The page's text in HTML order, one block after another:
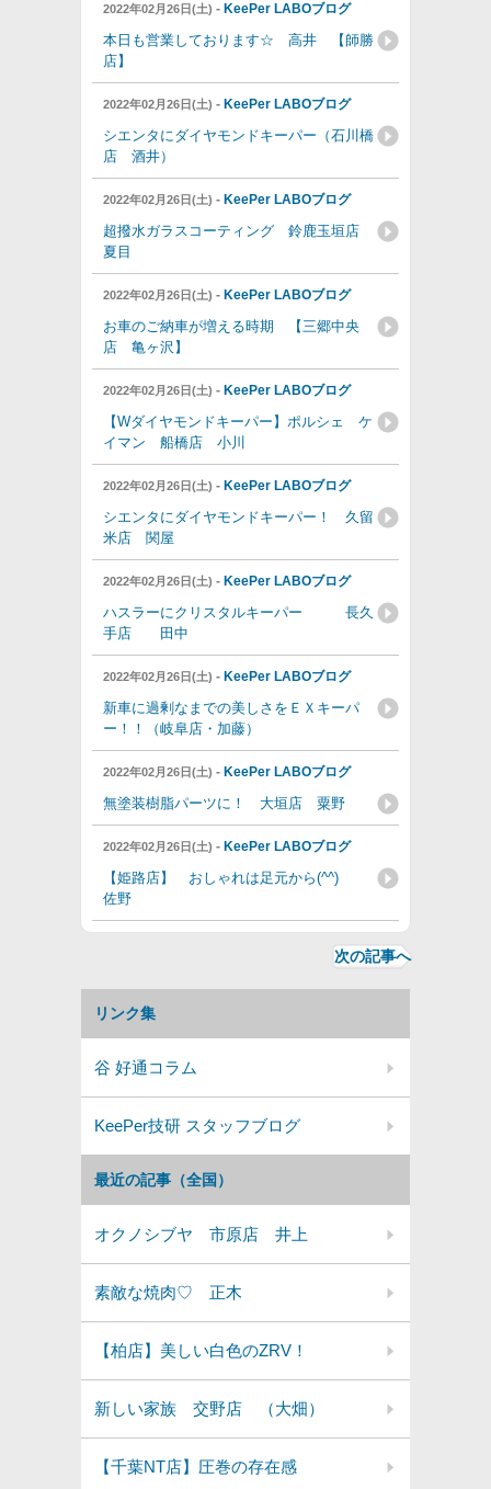
2022年02月26日(土) - KeePer LABOブログ
本日も営業しております☆ 高井 【師勝
店】
2022年02月26日(土) - KeePer LABOブログ
シエンタにダイヤモンドキーパー（石川橋
店 酒井）
2022年02月26日(土) - KeePer LABOブログ
超撥水ガラスコーティング 鈴鹿玉垣店
夏目
2022年02月26日(土) - KeePer LABOブログ
お車のご納車が増える時期 【三郷中央
店 亀ヶ沢】
2022年02月26日(土) - KeePer LABOブログ
【Wダイヤモンドキーパー】ポルシェ ケ
イマン 船橋店 小川
2022年02月26日(土) - KeePer LABOブログ
シエンタにダイヤモンドキーパー！ 久留
米店 関屋
2022年02月26日(土) - KeePer LABOブログ
ハスラーにクリスタルキーパー 長久
手店 田中
2022年02月26日(土) - KeePer LABOブログ
新車に過剰なまでの美しさをＥＸキーパ
ー！！（岐阜店・加藤）
2022年02月26日(土) - KeePer LABOブログ
無塗装樹脂パーツに！ 大垣店 粟野
2022年02月26日(土) - KeePer LABOブログ
【姫路店】 おしゃれは足元から(^^)
佐野
次の記事へ
最近の記事（全国）
オクノシブヤ 市原店 井上
素敵な焼肉♡ 正木
【柏店】美しい白色のZRV！
新しい家族 交野店 （大畑）
【千葉NT店】圧巻の存在感
リンク集
谷 好通コラム
KeePer技研 スタッフブログ